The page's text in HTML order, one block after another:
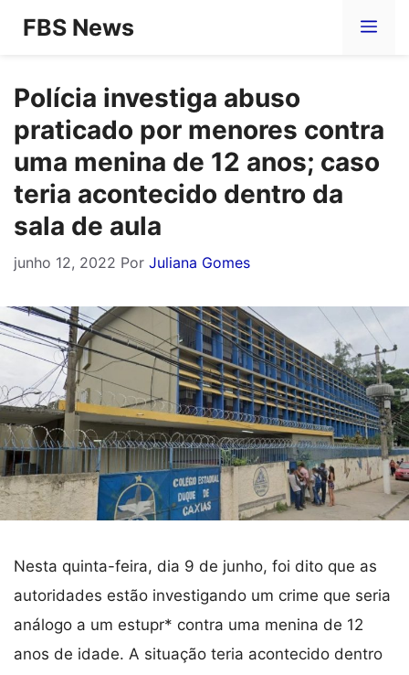
Pular
conteúdo
FBS News
Polícia investiga abuso
praticado por menores contra
uma menina de 12 anos; caso
teria acontecido dentro da
sala de aula
junho 12, 2022 Por Juliana Gomes
Nesta quinta-feira, dia 9 de junho, foi dito que as
autoridades estão investigando um crime que seria
análogo a um estupr* contra uma menina de 12
anos de idade. A situação teria acontecido dentro